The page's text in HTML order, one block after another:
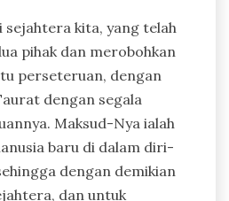
sejahtera kita, yang telah
pihak dan merobohkan
perseteruan, dengan
dengan segala
Maksud-Nya ialah
baru di dalam diri-
dengan demikian
dan untuk